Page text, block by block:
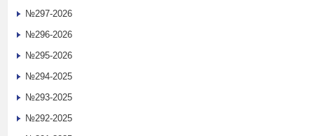
№297-2026
№296-2026
№295-2026
№294-2025
№293-2025
№292-2025